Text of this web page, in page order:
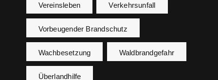
Vereinsleben Verkehrsunfall
Vorbeugender Brandschutz
Wachbesetzung Waldbrandgefahr
Überlandhilfe